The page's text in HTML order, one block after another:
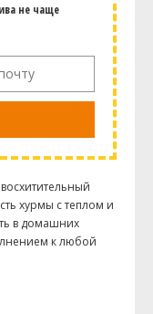
не чаще
хурмы с теплом и
в домашних
к любой